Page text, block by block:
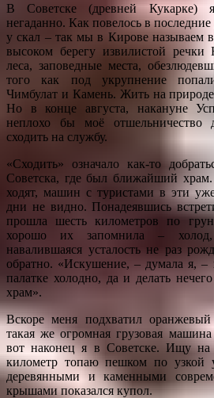
В Советске (древней Кукарке)
негаданно. Как повелось в
у скал – так мы в Кирове называем
высоком берегу извилистой
леса, заповедные места,
того как под укрупнение
Чимбулат и Камень. Жить на
Но в конце августа, накануне
неплохо бы моё отшельничество
сходить на службу.
«Сходить» означало как-то
Советска, где был ближайший
ходят, машин с туристами в эти
дни не видно. Понадеявшись
прошла шесть километров по
хорошо их запомнила –
навалившаяся усталость не раз
обратно. «Искушение, – думала я, –
палатке холодно, да и делать
храм».
Вскоре меня подхватил
такая же огромная грузовая
вот наконец я в Советске. Ищу
километр топаю пешком по узкой
деревянными и каменными
крышами показался купол.